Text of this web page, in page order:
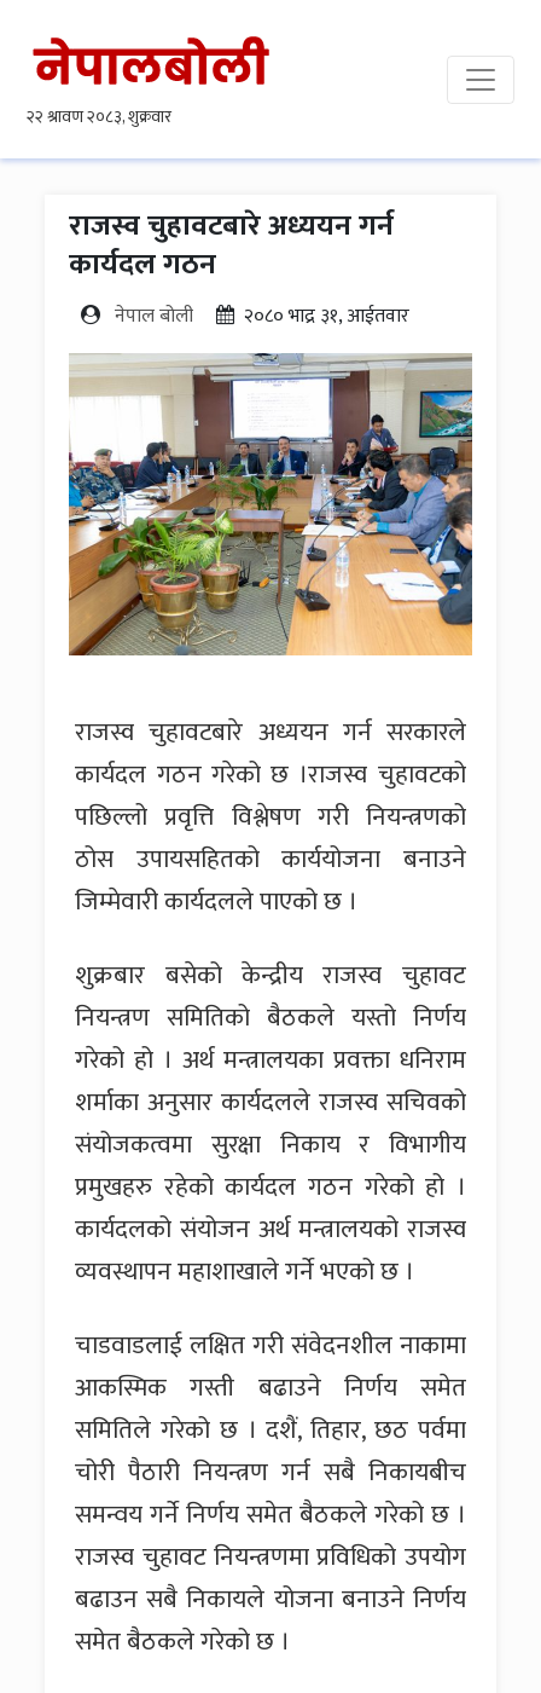
राजस्व चुहावटबारे अध्ययन गर्न
कार्यदल गठन
नेपाल बोली २०८० भाद्र ३१, आईतवार
राजस्व चुहावटबारे अध्ययन गर्न सरकारले
कार्यदल गठन गरेको छ ।राजस्व चुहावटको
पछिल्लो प्रवृत्ति विश्लेषण गरी नियन्त्रणको
ठोस उपायसहितको कार्ययोजना बनाउने
जिम्मेवारी कार्यदलले पाएको छ ।
शुक्रबार बसेको केन्द्रीय राजस्व चुहावट
नियन्त्रण समितिको बैठकले यस्तो निर्णय
गरेको हो । अर्थ मन्त्रालयका प्रवक्ता धनिराम
शर्माका अनुसार कार्यदलले राजस्व सचिवको
संयोजकत्वमा सुरक्षा निकाय र विभागीय
प्रमुखहरु रहेको कार्यदल गठन गरेको हो ।
कार्यदलको संयोजन अर्थ मन्त्रालयको राजस्व
व्यवस्थापन महाशाखाले गर्ने भएको छ ।
चाडवाडलाई लक्षित गरी संवेदनशील नाकामा
आकस्मिक गस्ती बढाउने निर्णय समेत
समितिले गरेको छ । दशैं, तिहार, छठ पर्वमा
चोरी पैठारी नियन्त्रण गर्न सबै निकायबीच
समन्वय गर्ने निर्णय समेत बैठकले गरेको छ ।
राजस्व चुहावट नियन्त्रणमा प्रविधिको उपयोग
बढाउन सबै निकायले योजना बनाउने निर्णय
समेत बैठकले गरेको छ ।